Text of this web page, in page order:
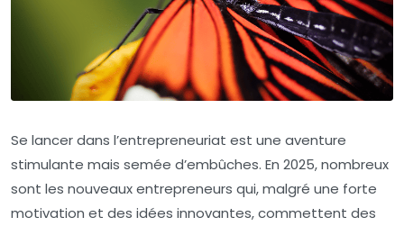
Se lancer dans l’entrepreneuriat est une aventure
stimulante mais semée d’embûches. En 2025, nombreux
sont les nouveaux entrepreneurs qui, malgré une forte
motivation et des idées innovantes, commettent des